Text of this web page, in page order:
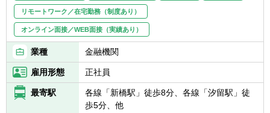
制度（詳細は面談時に説明）
■投資案件のソーシング、提案資料の作成、
ビジネス・財務分析、バリュエーション、投
資採算分析、DD対応、契約交渉、投資先の経
営支援など、投資業務全般に一気通貫で幅広
く関与いただきます
■投資対象は主に売上数億円～数十億円の中
堅・中小企業となります
【ポジションの魅力】
リモートワーク／在宅勤務（制度あり）
オンライン面接／WEB面接（実績あり）
業種 金融機関
雇用形態 正社員
最寄駅
各線「新橋駅」徒歩8分、各線「汐留駅」徒
歩5分、他